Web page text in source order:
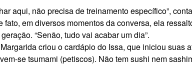
aqui, não precisa de treinamento específico”,
fato, em diversos momentos da conversa, ela
“Senão, tudo vai acabar um dia”.
criou o cardápio do Issa, que iniciou suas
se tsumami (petiscos). Não tem sushi nem